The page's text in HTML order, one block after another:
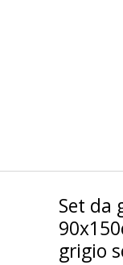
Set da
grigio